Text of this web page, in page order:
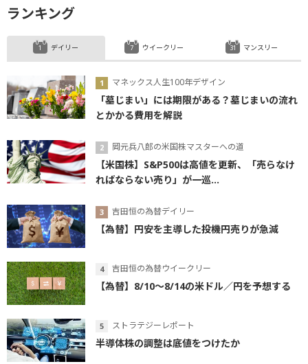
ランキング
デイリー
マネックス人生100年デザイン
「墓じまい」には期限がある？墓じまいの流れ
とかかる費用を解説
岡元兵八郎の米国株マスターへの道
【米国株】S&P500は高値を更新、「売らなけ
ればならない売り」が一巡...
吉田恒の為替デイリー
【為替】円安を主導した投機円売りが急減
吉田恒の為替ウイークリー
【為替】8/10～8/14の米ドル／円を予想する
ストラテジーレポート
半導体株の調整は底値をつけたか
ウイークリー マンスリー